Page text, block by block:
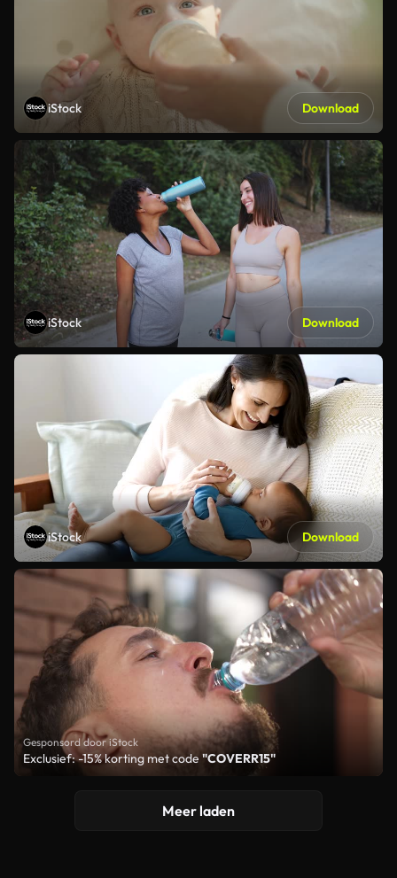
iStock Download
iStock Download
iStock Download
Gesponsord door iStock
Exclusief: -15% korting met code"COVERR15"
Meer laden